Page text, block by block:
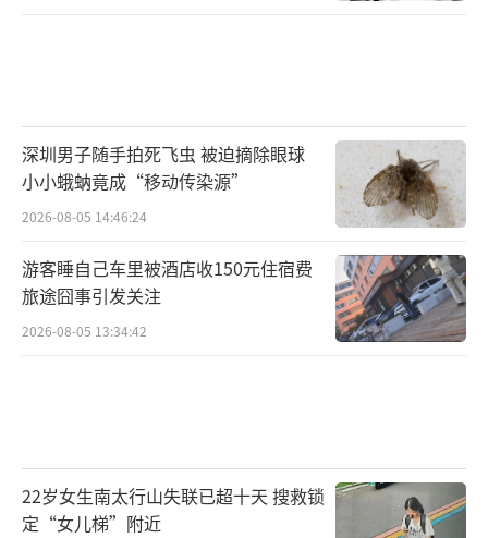
深圳男子随手拍死飞虫 被迫摘除眼球
小小蛾蚋竟成“移动传染源”
2026-08-05 14:46:24
游客睡自己车里被酒店收150元住宿费
旅途囧事引发关注
2026-08-05 13:34:42
22岁女生南太行山失联已超十天 搜救锁
定“女儿梯”附近